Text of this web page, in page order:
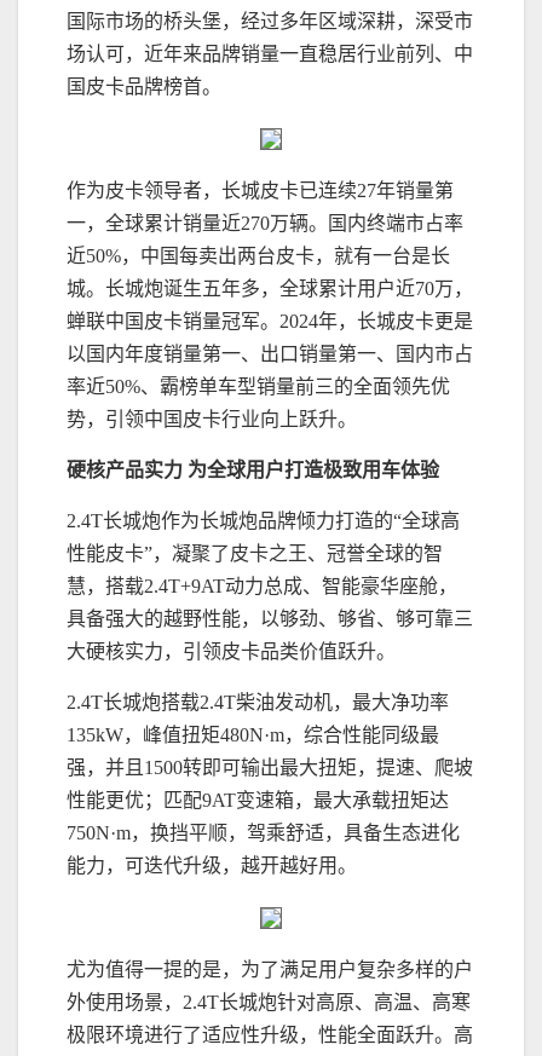
国际市场的桥头堡，经过多年区域深耕，深受市
场认可，近年来品牌销量一直稳居行业前列、中
国皮卡品牌榜首。
作为皮卡领导者，长城皮卡已连续27年销量第
一，全球累计销量近270万辆。国内终端市占率
近50%，中国每卖出两台皮卡，就有一台是长
城。长城炮诞生五年多，全球累计用户近70万，
蝉联中国皮卡销量冠军。2024年，长城皮卡更是
以国内年度销量第一、出口销量第一、国内市占
率近50%、霸榜单车型销量前三的全面领先优
势，引领中国皮卡行业向上跃升。
硬核产品实力 为全球用户打造极致用车体验
2.4T长城炮作为长城炮品牌倾力打造的“全球高
性能皮卡”，凝聚了皮卡之王、冠誉全球的智
慧，搭载2.4T+9AT动力总成、智能豪华座舱，
具备强大的越野性能，以够劲、够省、够可靠三
大硬核实力，引领皮卡品类价值跃升。
2.4T长城炮搭载2.4T柴油发动机，最大净功率
135kW，峰值扭矩480N·m，综合性能同级最
强，并且1500转即可输出最大扭矩，提速、爬坡
性能更优；匹配9AT变速箱，最大承载扭矩达
750N·m，换挡平顺，驾乘舒适，具备生态进化
能力，可迭代升级，越开越好用。
尤为值得一提的是，为了满足用户复杂多样的户
外使用场景，2.4T长城炮针对高原、高温、高寒
极限环境进行了适应性升级，性能全面跃升。高